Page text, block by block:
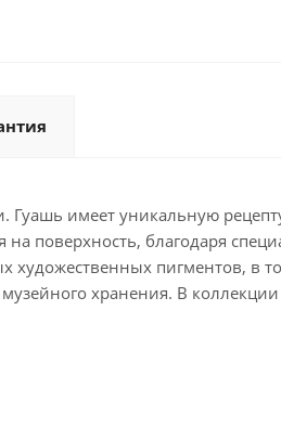
Гуашь имеет уникальную
поверхность, благодаря
художественных пигментов, в
хранения. В коллекции